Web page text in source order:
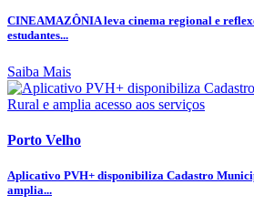
CINEAMAZÔNIA leva cinema regional e
estudantes...
Saiba Mais
Porto Velho
Aplicativo PVH+ disponibiliza Cadastro
amplia...